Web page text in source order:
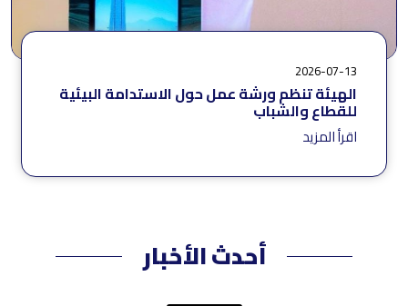
2026-07-13
الهيئة تنظم ورشة عمل حول الاستدامة البيئية
للقطاع والشباب
اقرأ المزيد
أحدث الأخبار